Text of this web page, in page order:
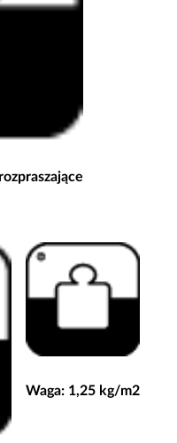
Waga: 1,25 kg/m2